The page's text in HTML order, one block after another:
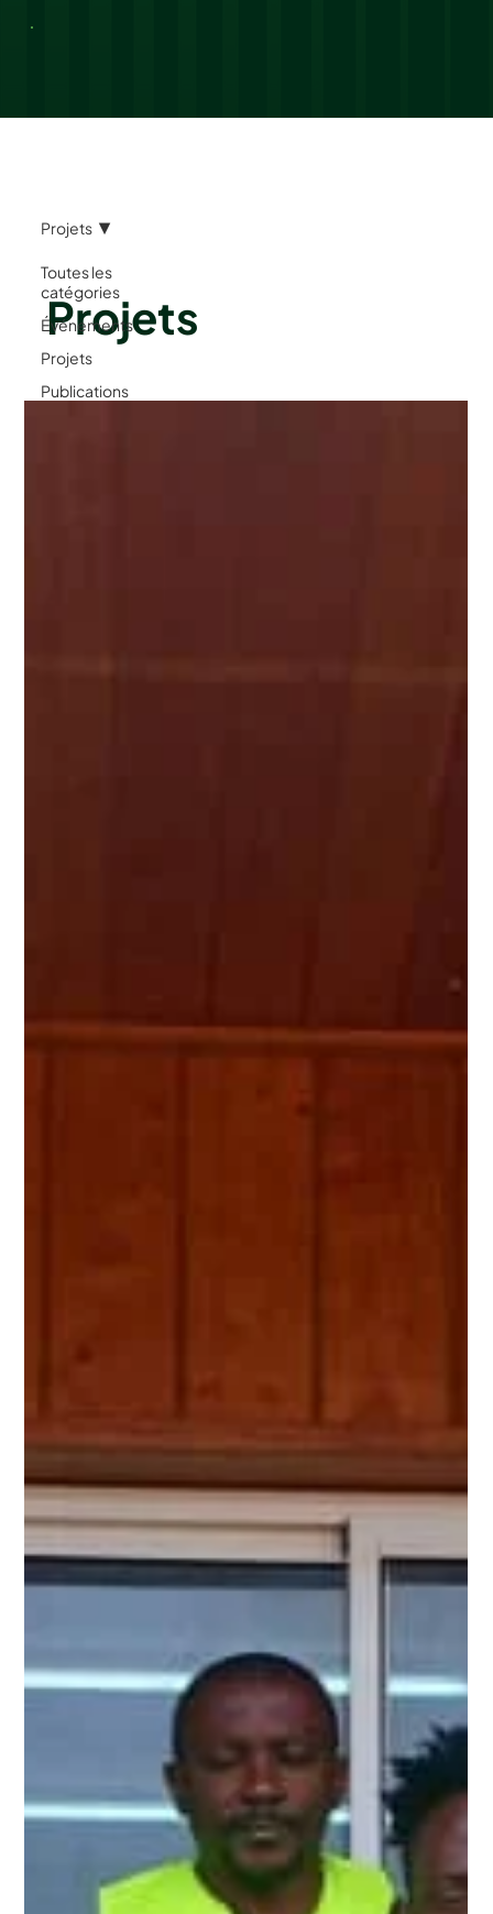
Toutes les
catégories
Événements
Projets
Publications
Projets
Projets